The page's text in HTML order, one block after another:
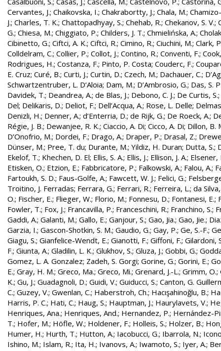
Cervantes, J.; Chaikovska, I.; Chakrabortty, J.; Chala, M.;
J.; Charles, T. K.; Chattopadhyay, S.; Chehab, R.; Chekanov, S. V.;
G.; Chiesa, M.; Chiggiato, P.; Childers, J. T.; Chmielińska, A.;
Cibinetto, G.; Ciftci, A. K.; Ciftci, R.; Cimino, R.; Ciuchini, M.; Clark,
Colldelram, C.; Collier, P.; Collot, J.; Contino, R.; Conventi, F.;
Rodrigues, H.; Costanza, F.; Pinto, P. Costa; Couderc, F.;
E. Cruz; Curé, B.; Curti, J.; Curtin, D.; Czech, M.; Dachauer, C.;
Schwartzentruber, L. D’Aloia; Dam, M.; D’Ambrosio, G.; Das, S.
Davidek, T.; Deandrea, A.; de Blas, J.; Debono, C. J.; De Curtis, S.;
Del; Delikaris, D.; Deliot, F.; Dell’Acqua, A.; Rose, L. Delle;
Denizli, H.; Denner, A.; d’Enterria, D.; de Rijk, G.; De Roeck, A.;
Régie, J. B.; Dewanjee, R. K.; Ciaccio, A. Di; Cicco, A. Di; Dillon, B.
D’Onofrio, M.; Dordei, F.; Drago, A.; Draper, P.; Drasal, Z.;
Dünser, M.; Pree, T. du; Durante, M.; Yildiz, H. Duran; Dutta, S.;
Ekelof, T.; Khechen, D. El; Ellis, S. A.; Ellis, J.; Ellison, J. A.; Elsener,
Etisken, O.; Etzion, E.; Fabbricatore, P.; Falkowski, A.; Falou, A.;
Fartoukh, S. D.; Faus-Golfe, A.; Fawcett, W. J.; Felici, G.;
Troitino, J. Ferradas; Ferrara, G.; Ferrari, R.; Ferreira, L.; da
O.; Fischer, E.; Flieger, W.; Florio, M.; Fonnesu, D.; Fontanesi, E.;
Fowler, T.; Fox, J.; Francavilla, P.; Franceschini, R.; Franchino, S.;
Gaddi, A.; Galanti, M.; Gallo, E.; Ganjour, S.; Gao, Jia.; Gao, Jie.;
Garzia, I.; Gascon-Shotkin, S. M.; Gaudio, G.; Gay, P.; Ge, S.-F.;
Giagu, S.; Gianfelice-Wendt, E.; Gianotti, F.; Giffoni, F.; Gilardoni,
F.; Giunta, A.; Gladilin, L. K.; Glukhov, S.; Gluza, J.; Gobbi, G.;
Gomez, L. A. Gonzalez; Zadeh, S. Gorgi; Gorine, G.; Gorini, E.;
E.; Gray, H. M.; Greco, Ma.; Greco, Mi.; Grenard, J.-L.; Grimm, O.;
K.; Gu, J.; Guadagnoli, D.; Guidi, V.; Guiducci, S.; Canton, G.
C.; Guzey, V.; Gwenlan, C.; Haberstroh, Ch.; Hacışahinoğlu, B.;
Harris, P. C.; Hati, C.; Haug, S.; Hauptman, J.; Haurylavets, V.;
Henriques, Ana.; Henriques, And.; Hernandez, P.; Hernández-
T.; Hofer, M.; Höfle, W.; Holdener, F.; Holleis, S.; Holzer, B.;
Humer, H.; Hurth, T.; Hutton, A.; Iacobucci, G.; Ibarrola, N.;
Ishino, M.; Islam, R.; Ita, H.; Ivanovs, A.; Iwamoto, S.; Iyer, A.;